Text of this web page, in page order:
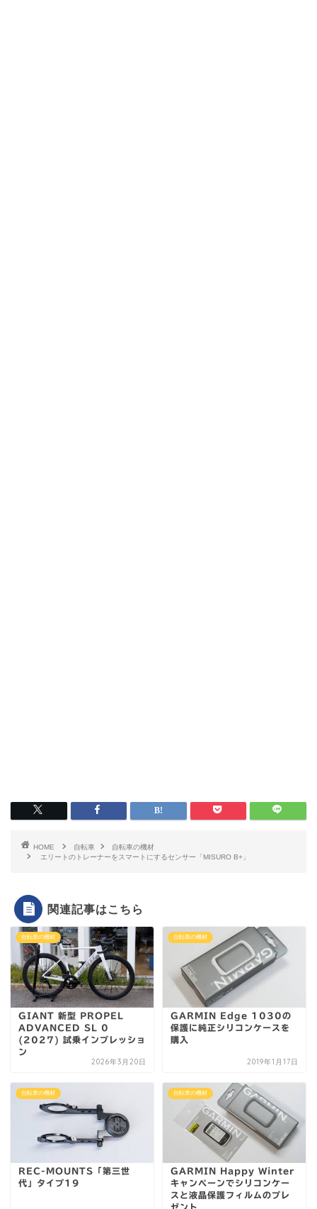
HOME 自転車
自転車の機材
エリートのトレーナーをスマートにするセンサー「MISURO B+」
関連記事はこちら
自転車の機材
GIANT 新型 PROPEL
ADVANCED SL 0
(2027) 試乗インプレッショ
ン
2026年3月20日
自転車の機材
GARMIN Edge 1030の
保護に純正シリコンケースを
購入
2019年1月17日
自転車の機材
REC-MOUNTS「第三世
代」タイプ19
自転車の機材
GARMIN Happy Winter
キャンペーンでシリコンケー
スと液晶保護フィルムのプレ
ゼント